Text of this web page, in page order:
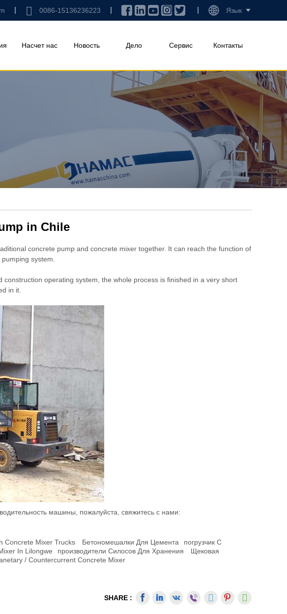
0086-15136236223 Язык
Насчет нас Новость Дело Сервис Контакты
in Chile
concrete pump and concrete mixer together. It can reach the function of
system.
operating system, the whole process is finished in a very short
in it.
машины, пожалуйста, свяжитесь с нами:
Concrete Mixer Trucks Бетономешалки Для Цемента
Погрузчик С
In Lilongwe Производители Силосов Для Хранения
Щековая
/ Countercurrent Concrete Mixer
SHARE :